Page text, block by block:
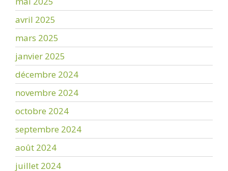
avril 2025
mars 2025
janvier 2025
décembre 2024
novembre 2024
octobre 2024
septembre 2024
août 2024
juillet 2024